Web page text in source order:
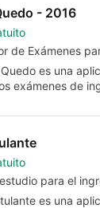
- 2016
de Exámenes
Quedo es una
exámenes de
para el
es una